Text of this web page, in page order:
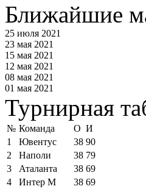
Ближайшие
25 июля 2021
23 мая 2021
15 мая 2021
12 мая 2021
08 мая 2021
01 мая 2021
Турнирная
№ Команда О И
1
Ювентус 38 90
2
Наполи 38 79
3
Аталанта 38 69
4
Интер М 38 69